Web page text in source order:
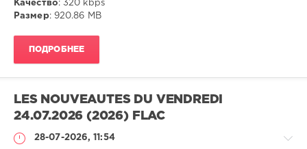
Pop
Rap,
RnB,
Качество: 320 kbps
Размер: 920.86 MB
ПОДРОБНЕЕ
LES NOUVEAUTES DU VENDREDI
24.07.2026 (2026) FLAC
28-07-2026, 11:54